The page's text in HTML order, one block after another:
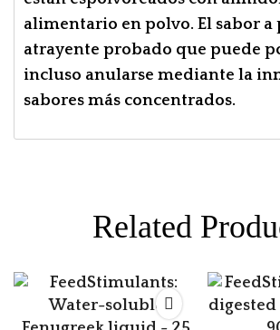
alimentario en polvo. El sabor a
atrayente probado que puede
incluso anularse mediante la
sabores más concentrados.
Related